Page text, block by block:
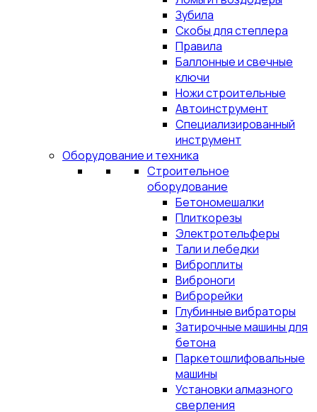
Зубила
Скобы для степлера
Правила
Баллонные и свечные
ключи
Ножи строительные
Автоинструмент
Специализированный
инструмент
Оборудование и техника
Строительное
оборудование
Бетономешалки
Плиткорезы
Электротельферы
Тали и лебедки
Виброплиты
Виброноги
Виброрейки
Глубинные вибраторы
Затирочные машины для
бетона
Паркетошлифовальные
машины
Установки алмазного
сверления